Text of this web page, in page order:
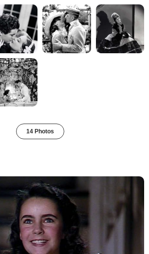
14 Photos